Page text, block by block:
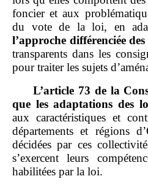
foncier et aux
du vote de la loi, en
l’approche différenciée
transparents dans les
pour traiter les sujets
L’article 73 de la
que les adaptations des
aux caractéristiques et
départements et régions
décidées par ces
s’exercent leurs
habilitées par la loi.